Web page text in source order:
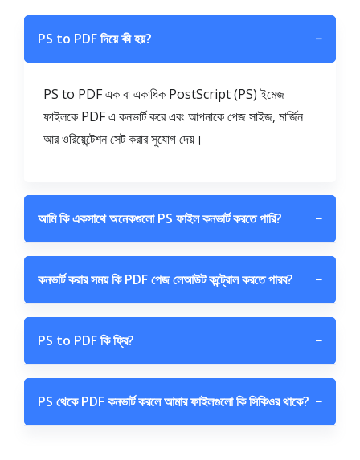
PS to PDF দিয়ে কী হয়? −
PS to PDF এক বা একাধিক PostScript (PS) ইমেজ
ফাইলকে PDF এ কনভার্ট করে এবং আপনাকে পেজ সাইজ, মার্জিন
আর ওরিয়েন্টেশন সেট করার সুযোগ দেয়।
আমি কি একসাথে অনেকগুলো PS ফাইল কনভার্ট করতে পারি? −
কনভার্ট করার সময় কি PDF পেজ লেআউট কন্ট্রোল করতে পারব? −
PS to PDF কি ফ্রি? −
PS থেকে PDF কনভার্ট করলে আমার ফাইলগুলো কি সিকিওর থাকে? −